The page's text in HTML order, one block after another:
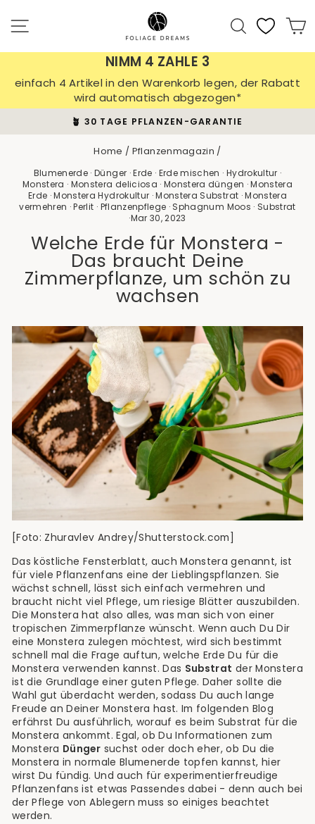
content
Search
NIMM 4 ZAHLE 3
einfach 4 Artikel in den Warenkorb legen, der Rabatt
wird automatisch abgezogen*
Pause
slideshow
🪴 30 TAGE PFLANZEN-GARANTIE
Home / Pflanzenmagazin /
Blumenerde ·Dünger ·Erde · Erde mischen · Hydrokultur ·
Monstera · Monstera deliciosa ·Monstera düngen ·Monstera
Erde ·Monstera Hydrokultur ·Monstera Substrat ·Monstera
vermehren ·Perlit · Pflanzenpflege · Sphagnum Moos · Substrat
·Mar 30, 2023
Welche Erde für Monstera -
Das braucht Deine
Zimmerpflanze, um schön zu
wachsen
[Foto: Zhuravlev Andrey/Shutterstock.com]
Das köstliche Fensterblatt, auch Monstera genannt, ist
für viele Pflanzenfans eine der Lieblingspflanzen. Sie
wächst schnell, lässt sich einfach vermehren und
braucht nicht viel Pflege, um riesige Blätter auszubilden.
Die Monstera hat also alles, was man sich von einer
tropischen Zimmerpflanze wünscht. Wenn auch Du Dir
eine Monstera zulegen möchtest, wird sich bestimmt
schnell mal die Frage auftun, welche Erde Du für die
Monstera verwenden kannst. Das Substrat der Monstera
ist die Grundlage einer guten Pflege. Daher sollte die
Wahl gut überdacht werden, sodass Du auch lange
Freude an Deiner Monstera hast. Im folgenden Blog
erfährst Du ausführlich, worauf es beim Substrat für die
Monstera ankommt. Egal, ob Du Informationen zum
Monstera Dünger suchst oder doch eher, ob Du die
Monstera in normale Blumenerde topfen kannst, hier
wirst Du fündig. Und auch für experimentierfreudige
Pflanzenfans ist etwas Passendes dabei - denn auch bei
der Pflege von Ablegern muss so einiges beachtet
werden.